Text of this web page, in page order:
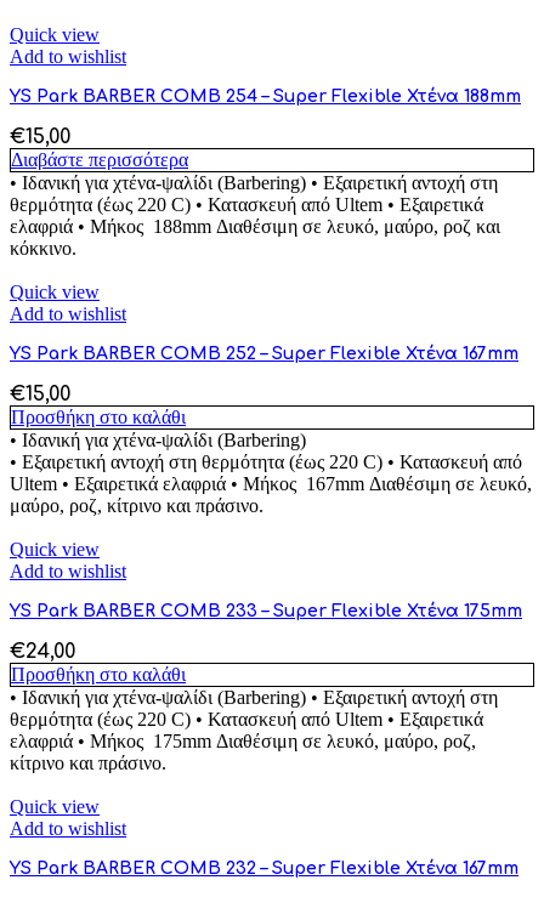
Quick view
Add to wishlist
YS Park BARBER COMB 254 – Super Flexible Χτένα 188mm
€15,00
Διαβάστε περισσότερα
• Ιδανική για χτένα-ψαλίδι (Barbering) • Εξαιρετική αντοχή στη
θερμότητα (έως 220 C) • Κατασκευή από Ultem • Εξαιρετικά
ελαφριά • Μήκος 188mm Διαθέσιμη σε λευκό, μαύρο, ροζ και
κόκκινο.
Quick view
Add to wishlist
YS Park BARBER COMB 252 – Super Flexible Χτένα 167mm
€15,00
Προσθήκη στο καλάθι
• Ιδανική για χτένα-ψαλίδι (Barbering)
• Εξαιρετική αντοχή στη θερμότητα (έως 220 C) • Κατασκευή από
Ultem • Εξαιρετικά ελαφριά • Μήκος 167mm Διαθέσιμη σε λευκό,
μαύρο, ροζ, κίτρινο και πράσινο.
Quick view
Add to wishlist
YS Park BARBER COMB 233 – Super Flexible Χτένα 175mm
€24,00
Προσθήκη στο καλάθι
• Ιδανική για χτένα-ψαλίδι (Barbering) • Εξαιρετική αντοχή στη
θερμότητα (έως 220 C) • Κατασκευή από Ultem • Εξαιρετικά
ελαφριά • Μήκος 175mm Διαθέσιμη σε λευκό, μαύρο, ροζ,
κίτρινο και πράσινο.
Quick view
Add to wishlist
YS Park BARBER COMB 232 – Super Flexible Χτένα 167mm